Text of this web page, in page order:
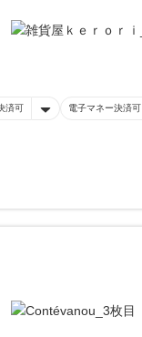
済可 電子マネー決済可